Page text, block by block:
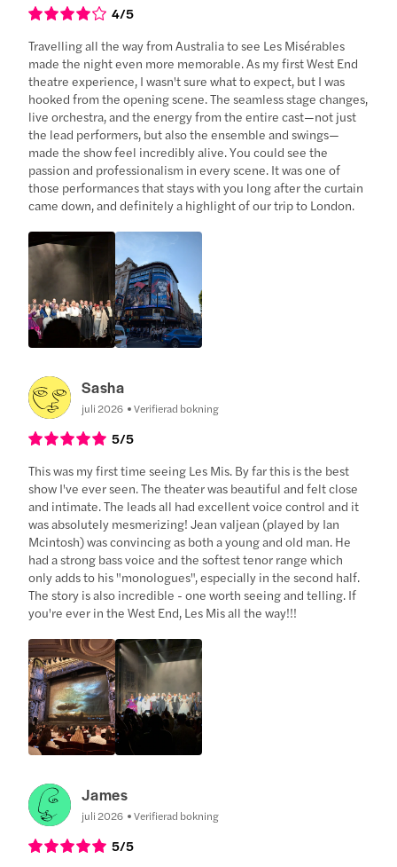
4/5
Travelling all the way from Australia to see Les Misérables
made the night even more memorable. As my first West End
theatre experience, I wasn't sure what to expect, but I was
hooked from the opening scene. The seamless stage changes,
live orchestra, and the energy from the entire cast—not just
the lead performers, but also the ensemble and swings—
made the show feel incredibly alive. You could see the
passion and professionalism in every scene. It was one of
those performances that stays with you long after the curtain
came down, and definitely a highlight of our trip to London.
Sasha
juli 2026 Verifierad bokning
5/5
This was my first time seeing Les Mis. By far this is the best
show I've ever seen. The theater was beautiful and felt close
and intimate. The leads all had excellent voice control and it
was absolutely mesmerizing! Jean valjean (played by Ian
Mcintosh) was convincing as both a young and old man. He
had a strong bass voice and the softest tenor range which
only adds to his "monologues", especially in the second half.
The story is also incredible - one worth seeing and telling. If
you're ever in the West End, Les Mis all the way!!!
James
juli 2026 Verifierad bokning
5/5